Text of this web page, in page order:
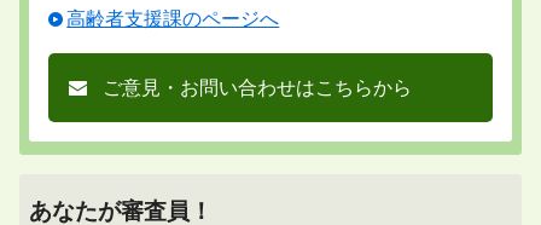
高齢者支援課のページへ
ご意見・お問い合わせはこちらから
あなたが審査員！